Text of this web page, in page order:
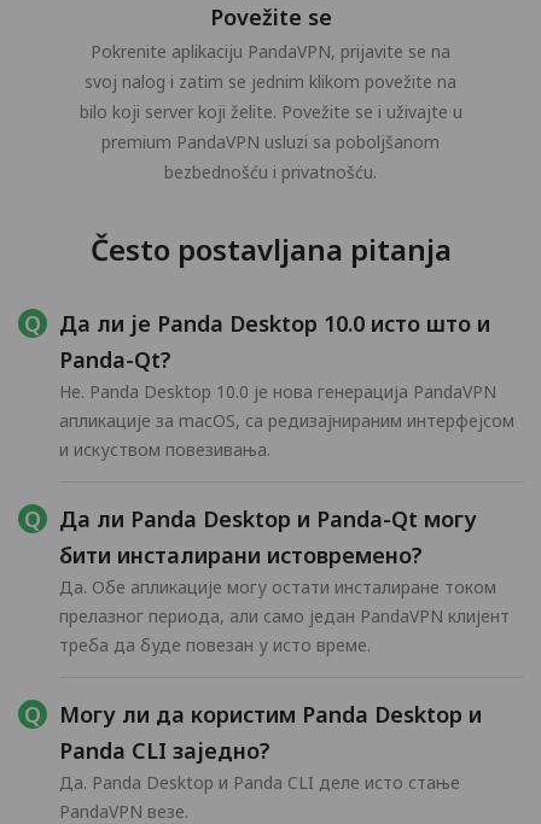
Povežite se
Pokrenite aplikaciju PandaVPN, prijavite se na
svoj nalog i zatim se jednim klikom povežite na
bilo koji server koji želite. Povežite se i uživajte u
premium PandaVPN usluzi sa poboljšanom
bezbednošću i privatnošću.
Često postavljana pitanja
Да ли је Panda Desktop 10.0 исто што и
Panda-Qt?
Не. Panda Desktop 10.0 је нова генерација PandaVPN
апликације за macOS, са редизајнираним интерфејсом
и искуством повезивања.
Да ли Panda Desktop и Panda-Qt могу
бити инсталирани истовремено?
Да. Обе апликације могу остати инсталиране током
прелазног периода, али само један PandaVPN клијент
треба да буде повезан у исто време.
Могу ли да користим Panda Desktop и
Panda CLI заједно?
Да. Panda Desktop и Panda CLI деле исто стање
PandaVPN везе.